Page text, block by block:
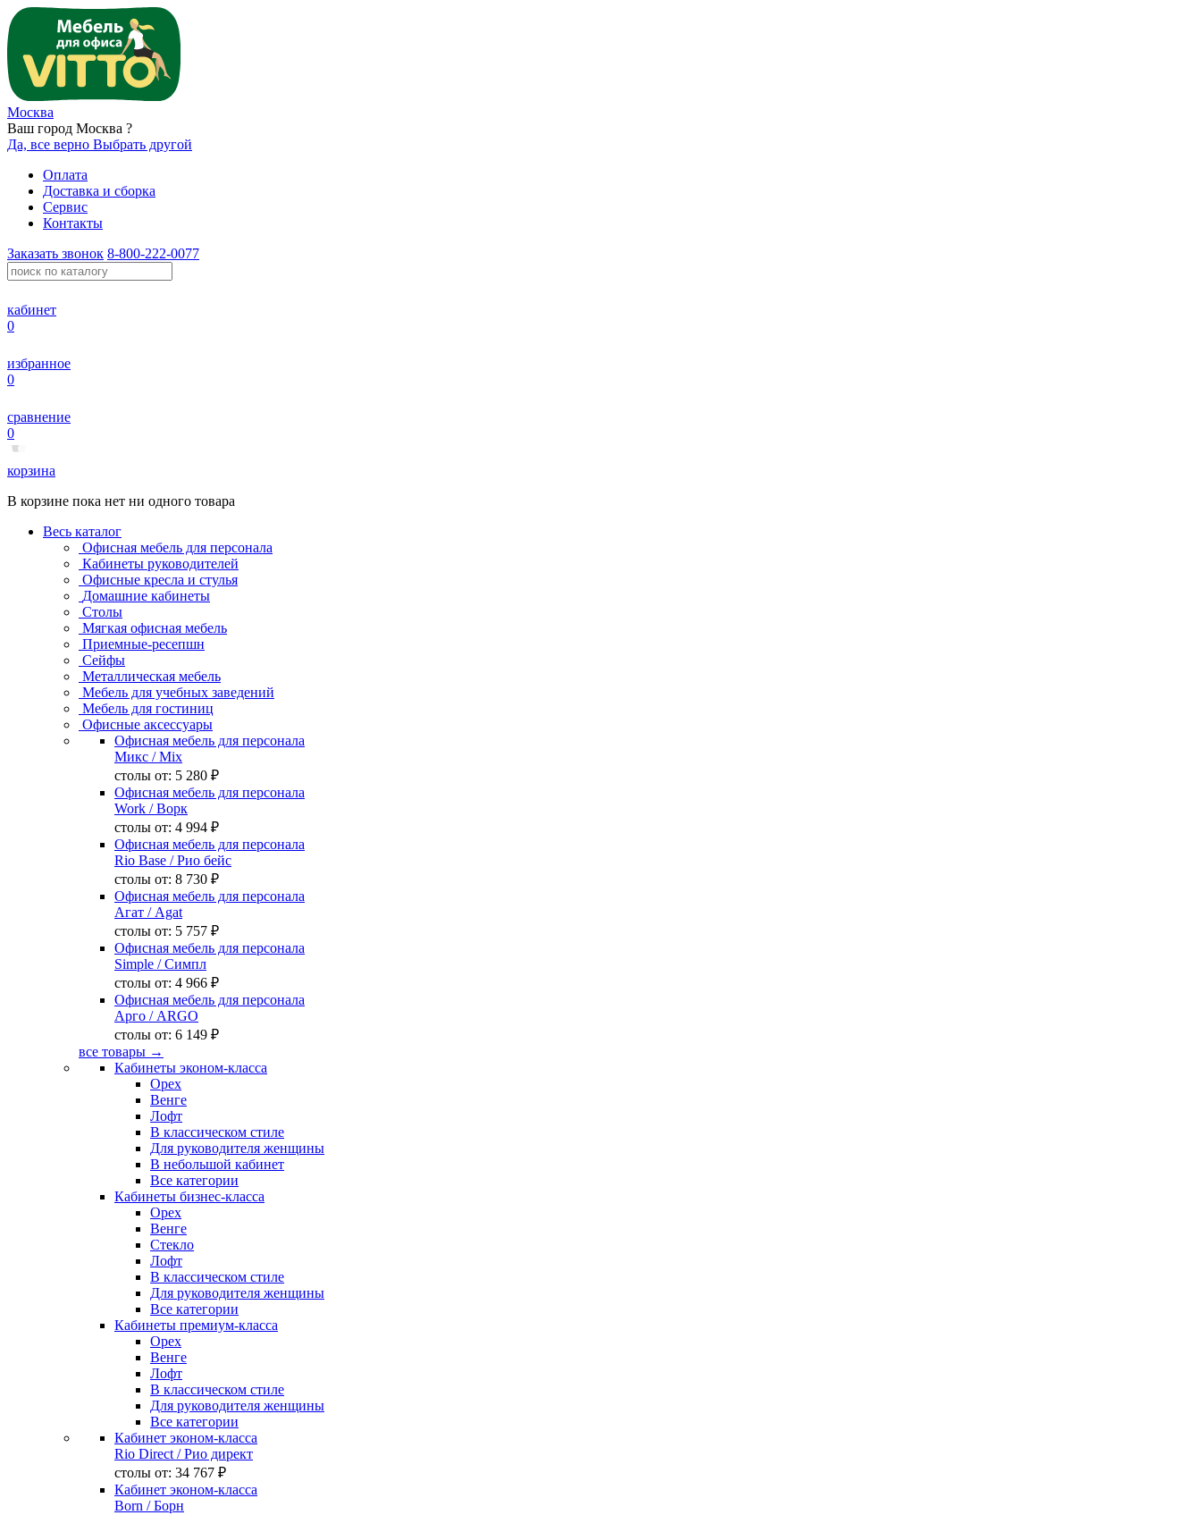
Москва
Ваш город Москва ?
Да, все верно Выбрать другой
Оплата
Доставка и сборка
Сервис
Контакты
Заказать звонок 8-800-222-0077
кабинет
0
избранное
0
сравнение
0
корзина
В корзине пока нет ни одного товара
Весь каталог
Офисная мебель для персонала
Кабинеты руководителей
Офисные кресла и стулья
Домашние кабинеты
Столы
Мягкая офисная мебель
Приемные-ресепшн
Сейфы
Металлическая мебель
Мебель для учебных заведений
Мебель для гостиниц
Офисные аксессуары
Офисная мебель для персонала
Микс / Mix
столы от: 5 280 ₽
Офисная мебель для персонала
Work / Ворк
столы от: 4 994 ₽
Офисная мебель для персонала
Rio Base / Рио бейс
столы от: 8 730 ₽
Офисная мебель для персонала
Агат / Agat
столы от: 5 757 ₽
Офисная мебель для персонала
Simple / Симпл
столы от: 4 966 ₽
Офисная мебель для персонала
Арго / ARGO
столы от: 6 149 ₽
все товары →
Кабинеты эконом-класса
Орех
Венге
Лофт
В классическом стиле
Для руководителя женщины
В небольшой кабинет
Все категории
Кабинеты бизнес-класса
Орех
Венге
Стекло
Лофт
В классическом стиле
Для руководителя женщины
Все категории
Кабинеты премиум-класса
Орех
Венге
Лофт
В классическом стиле
Для руководителя женщины
Все категории
Кабинет эконом-класса
Rio Direct / Рио директ
столы от: 34 767 ₽
Кабинет эконом-класса
Born / Борн